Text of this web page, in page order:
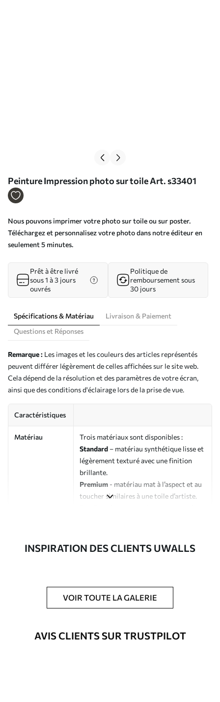
Peinture Impression photo sur toile Art. s33401
Nous pouvons imprimer votre photo sur toile ou sur poster.
Téléchargez et personnalisez votre photo dans notre éditeur en
seulement 5 minutes.
Prêt à être livré
sous 1 à 3 jours
ouvrés
Politique de
remboursement sous
30 jours
Spécifications & Matériau
Livraison & Paiement
Questions et Réponses
Remarque : Les images et les couleurs des articles représentés
peuvent différer légèrement de celles affichées sur le site web.
Cela dépend de la résolution et des paramètres de votre écran,
ainsi que des conditions d'éclairage lors de la prise de vue.
Caractéristiques
Matériau
Trois matériaux sont disponibles :
Standard – matériau synthétique lisse et
légèrement texturé avec une finition
brillante.
Premium - matériau mat à l’aspect et au
toucher similaires à une toile d’artiste.
Possibilité d'ajouter un vernis
protecteur pour renforcer la durabilité
du tableau.
Matériaux disponibles
INSPIRATION DES CLIENTS UWALLS
VOIR TOUTE LA GALERIE
AVIS CLIENTS SUR TRUSTPILOT